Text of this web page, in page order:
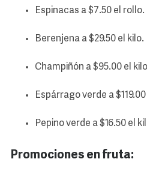
Espinacas a $7.50 el rollo.
Berenjena a $29.50 el kilo.
Champiñón a $95.00 el
Espárrago verde a
Pepino verde a $16.50 el
Promociones en fruta: